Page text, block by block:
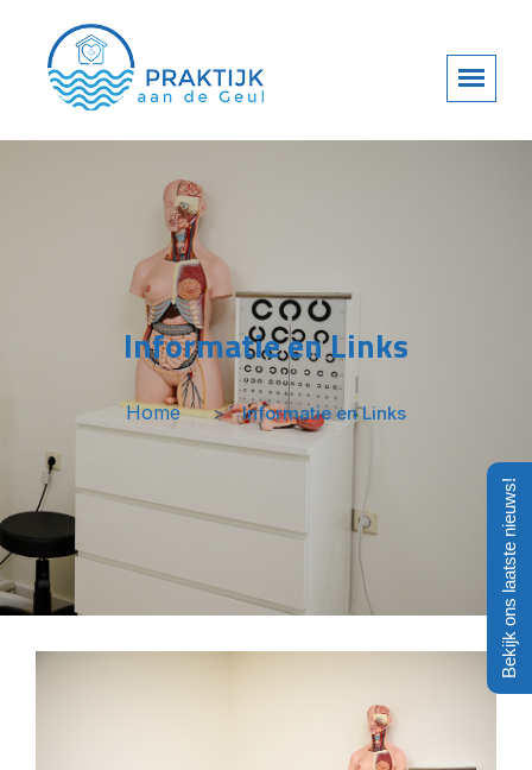
Informatie en Links
Home Informatie en Links
Bekijk ons laatste nieuws!